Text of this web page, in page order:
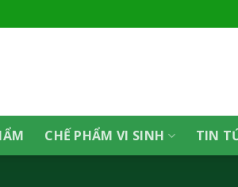
CHẾ PHẨM VI SINH TIN